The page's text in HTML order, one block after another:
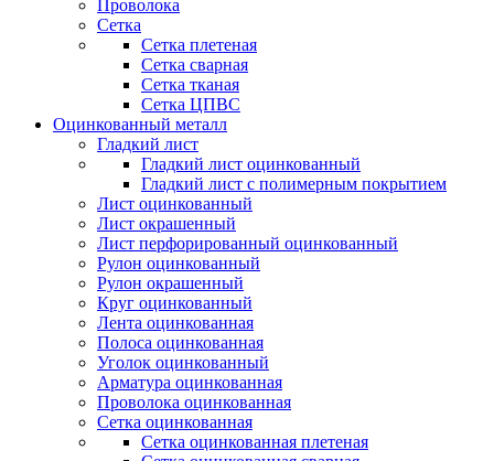
Проволока
Сетка
Сетка плетеная
Сетка сварная
Сетка тканая
Сетка ЦПВС
Оцинкованный металл
Гладкий лист
Гладкий лист оцинкованный
Гладкий лист с полимерным покрытием
Лист оцинкованный
Лист окрашенный
Лист перфорированный оцинкованный
Рулон оцинкованный
Рулон окрашенный
Круг оцинкованный
Лента оцинкованная
Полоса оцинкованная
Уголок оцинкованный
Арматура оцинкованная
Проволока оцинкованная
Сетка оцинкованная
Сетка оцинкованная плетеная